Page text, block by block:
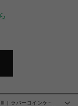
| ラバーコインケー